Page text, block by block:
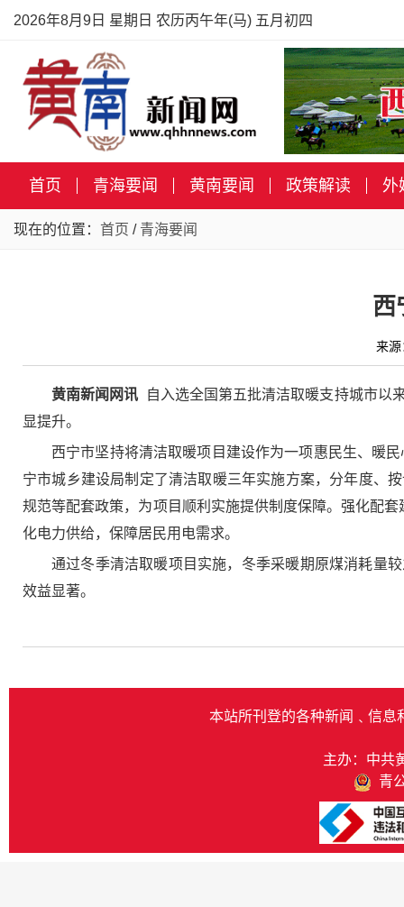
2026年8月9日 星期日 农历丙午年(马) 五月初四
首页 青海要闻 黄南要闻 政策解读 外
现在的位置： 首页 / 青海要闻
西
来
黄南新闻网讯
自入选全国第五批清洁取暖支持城市以
显提升。
西宁市坚持将清洁取暖项目建设作为一项惠民生、暖
宁市城乡建设局制定了清洁取暖三年实施方案，分年度、
规范等配套政策，为项目顺利实施提供制度保障。强化配
化电力供给，保障居民用电需求。
通过冬季清洁取暖项目实施，冬季采暖期原煤消耗量
效益显著。
本站所刊登的各种新闻﹑信息
主办：中共
青